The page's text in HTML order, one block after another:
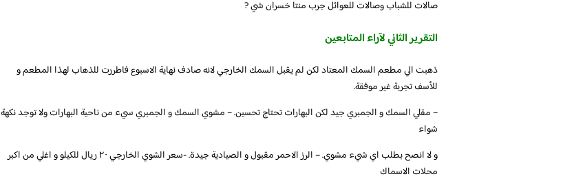
صالات للشباب وصالات للعوائل جرب منتا خسران شي ?
التقرير الثاني لآراء المتابعين
ذهبت الي مطعم السمك المعتاد لكن لم يقبل السمك الخارجي لانه صادف نهاية الاسبوع فاطررت للذهاب لهذا المطعم و
للأسف تجربة غير موفقة.
– مقلي السمك و الجمبري جيد لكن البهارات تحتاج تحسين. – مشوي السمك و الجمبري سيء من ناحية البهارات ولا توجد نكهة
شواء
و لا انصح بطلب اي شيء مشوي. – الرز الاحمر مقبول و الصيادية جيدة. -سعر الشوي الخارجي ٢٠ ريال للكيلو و اغلي من اكبر
محلات الاسماك